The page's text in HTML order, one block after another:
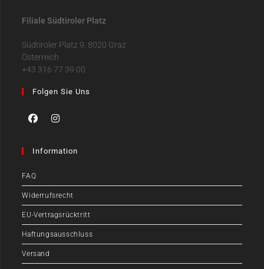
Filiale Südtiroler Platz
Südtiroler Platz 9, 8020 Graz
Österreich
+43 316 77 39 00
Folgen Sie Uns
Information
FAQ
Widerrufsrecht
EU-Vertragsrücktritt
Haftungsausschluss
Versand